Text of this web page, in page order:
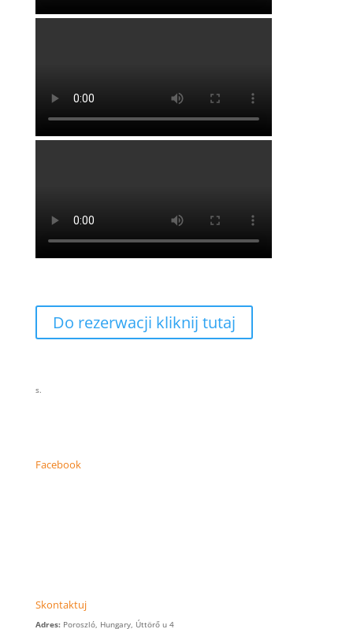
Do rezerwacji kliknij tutaj
s.
Facebook
Skontaktuj
Adres:Poroszló, Hungary, Úttörő u 4